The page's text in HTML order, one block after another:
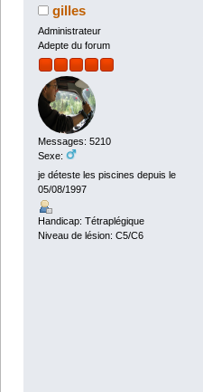
gilles
Administrateur
Adepte du forum
Messages: 5210
Sexe:
je déteste les piscines depuis le
05/08/1997
Handicap: Tétraplégique
Niveau de lésion: C5/C6